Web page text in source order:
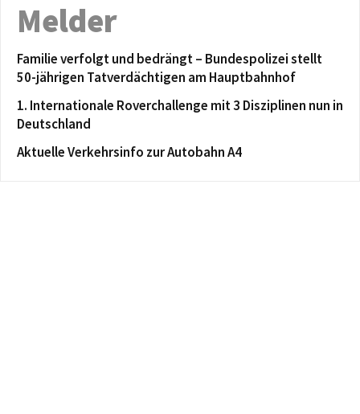
Melder
Familie verfolgt und bedrängt – Bundespolizei stellt
50-jährigen Tatverdächtigen am Hauptbahnhof
1. Internationale Roverchallenge mit 3 Disziplinen nun in
Deutschland
Aktuelle Verkehrsinfo zur Autobahn A4